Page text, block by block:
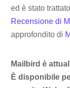
ed è stato
Recensione di
approfondito di
Mailbird è
È disponibile